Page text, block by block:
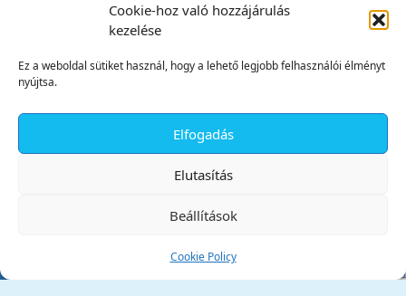
Cookie-hoz való hozzájárulás
kezelése
Ez a weboldal sütiket használ, hogy a lehető legjobb felhasználói élményt
nyújtsa.
Elfogadás
Elutasítás
Beállítások
Cookie Policy
Tata Város Önkormányzata
✕